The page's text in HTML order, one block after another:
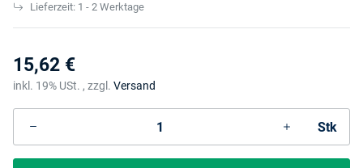
Lieferzeit: 1 - 2 Werktage
15,62 €
inkl. 19% USt. , zzgl. Versand
Stk